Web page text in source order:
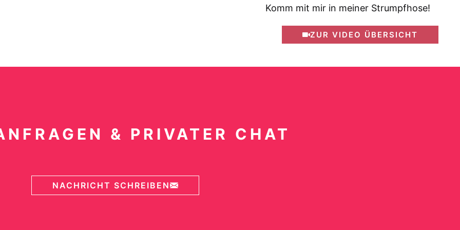
Komm mit mir in meiner Strumpfhose!
ZUR VIDEO ÜBERSICHT
& PRIVATER CHAT
NACHRICHT SCHREIBEN